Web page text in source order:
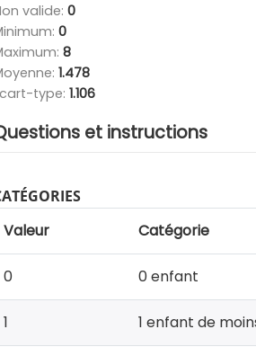
valide: 0
0
8
1.478
type: 1.106
et instructions
Valeur Catégorie
0 0 enfant
1 1 enfant de